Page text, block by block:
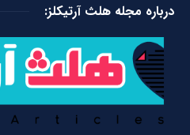
درباره مجله هلث آرتیکلز: